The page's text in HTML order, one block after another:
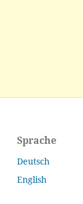
Sprache
Deutsch
English